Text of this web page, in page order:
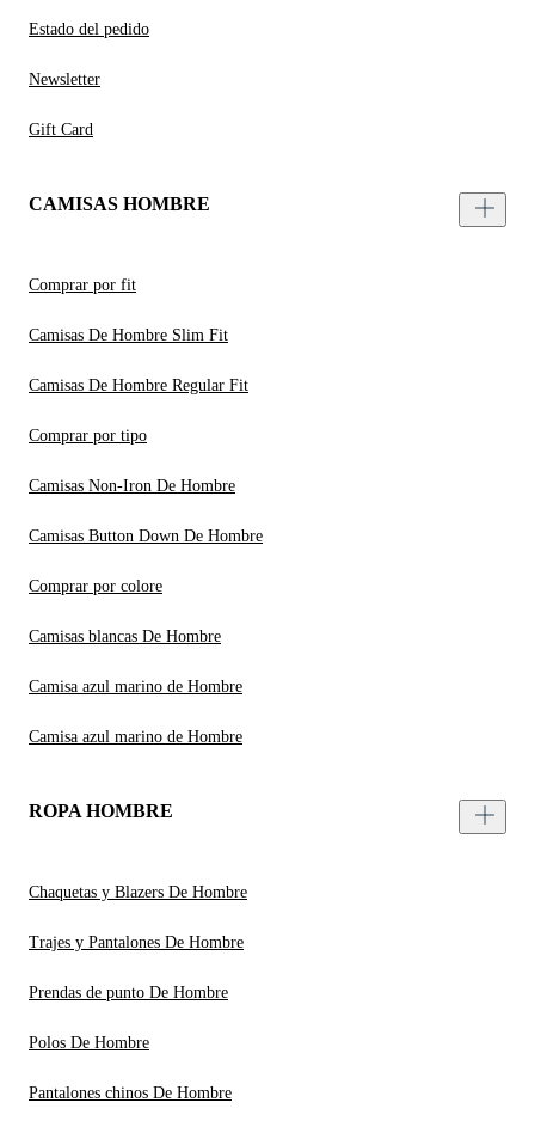
Estado del pedido
Newsletter
Gift Card
CAMISAS HOMBRE
Comprar por fit
Camisas De Hombre Slim Fit
Camisas De Hombre Regular Fit
Comprar por tipo
Camisas Non-Iron De Hombre
Camisas Button Down De Hombre
Comprar por colore
Camisas blancas De Hombre
Camisa azul marino de Hombre
Camisa azul marino de Hombre
ROPA HOMBRE
Chaquetas y Blazers De Hombre
Trajes y Pantalones De Hombre
Prendas de punto De Hombre
Polos De Hombre
Pantalones chinos De Hombre